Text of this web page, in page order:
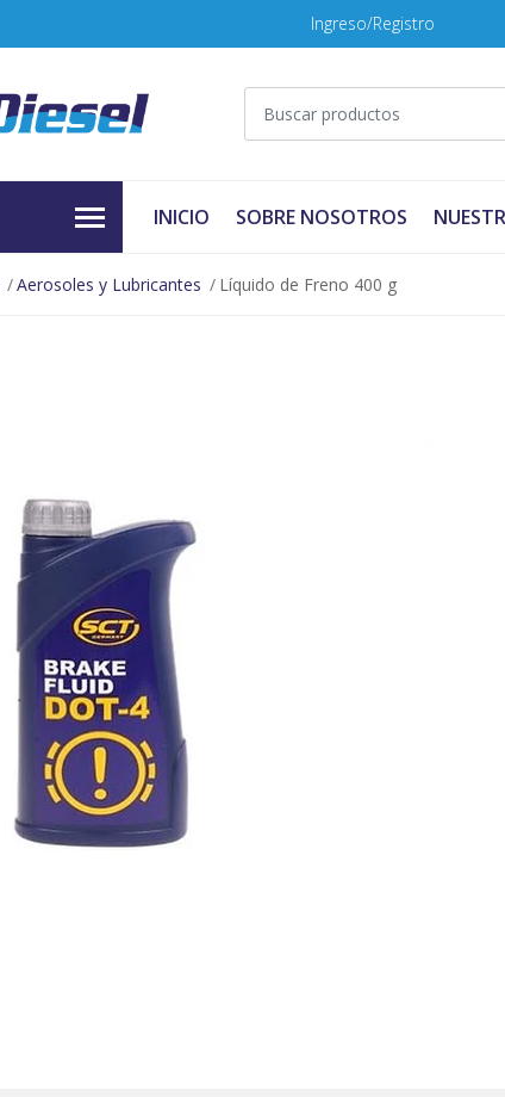
Ingreso/Registro
INICIO SOBRE NOSOTROS
Aerosoles y Lubricantes Líquido de Freno 400 g